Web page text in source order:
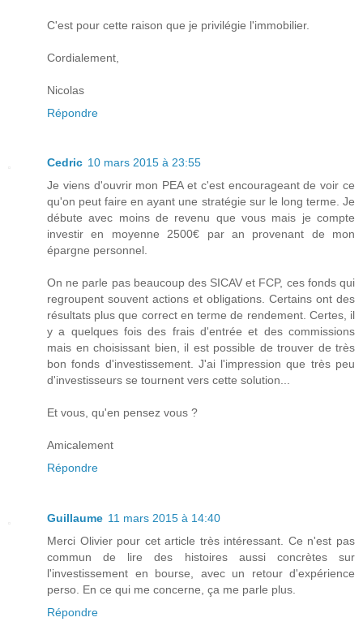
C'est pour cette raison que je privilégie l'immobilier.
Cordialement,
Nicolas
Répondre
Cedric 10 mars 2015 à 23:55
Je viens d'ouvrir mon PEA et c'est encourageant de voir ce
qu'on peut faire en ayant une stratégie sur le long terme. Je
débute avec moins de revenu que vous mais je compte
investir en moyenne 2500€ par an provenant de mon
épargne personnel.
On ne parle pas beaucoup des SICAV et FCP, ces fonds qui
regroupent souvent actions et obligations. Certains ont des
résultats plus que correct en terme de rendement. Certes, il
y a quelques fois des frais d'entrée et des commissions
mais en choisissant bien, il est possible de trouver de très
bon fonds d'investissement. J'ai l'impression que très peu
d'investisseurs se tournent vers cette solution...
Et vous, qu'en pensez vous ?
Amicalement
Répondre
Guillaume 11 mars 2015 à 14:40
Merci Olivier pour cet article très intéressant. Ce n'est pas
commun de lire des histoires aussi concrètes sur
l'investissement en bourse, avec un retour d'expérience
perso. En ce qui me concerne, ça me parle plus.
Répondre